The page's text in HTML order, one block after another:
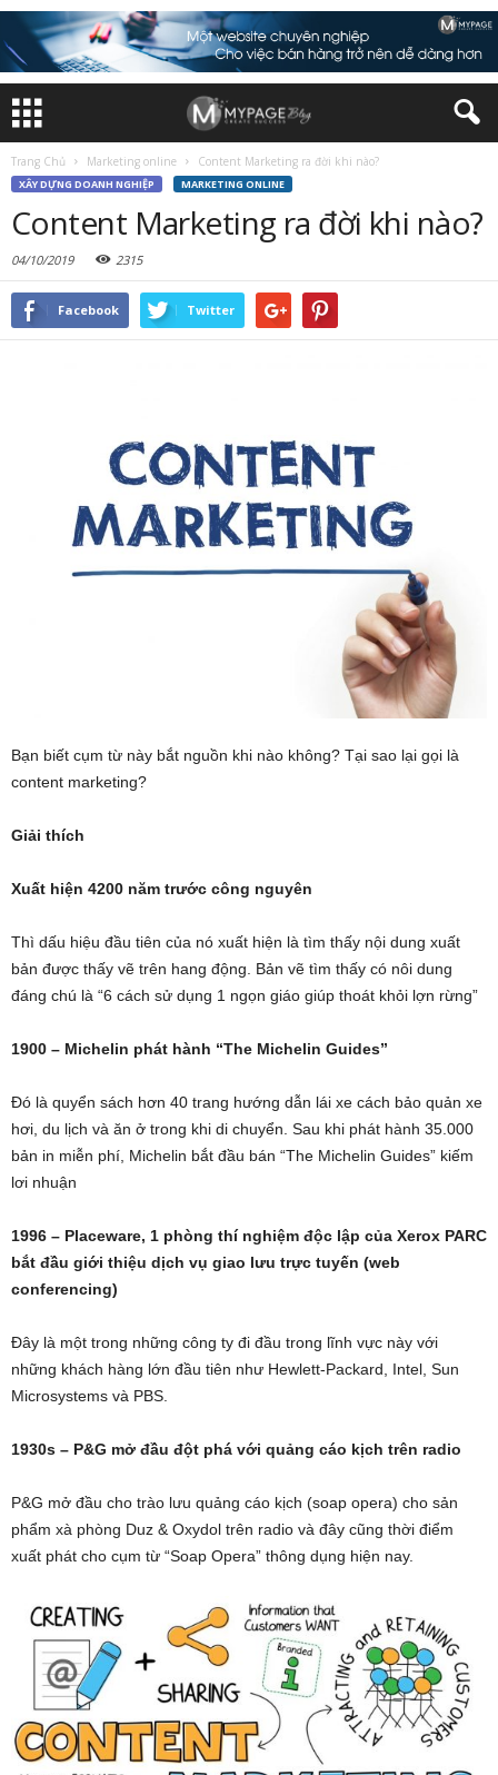
Trang Chủ Marketing online Content Marketing ra đời khi nào?
XÂY DỰNG DOANH NGHIỆP MARKETING ONLINE
Content Marketing ra đời khi nào?
04/10/2019 2315
Facebook Twitter
Bạn biết cụm từ này bắt nguồn khi nào không? Tại sao lại gọi là
content marketing?
Giải thích
Xuất hiện 4200 năm trước công nguyên
Thì dấu hiệu đầu tiên của nó xuất hiện là tìm thấy nội dung xuất
bản được thấy vẽ trên hang động. Bản vẽ tìm thấy có nôi dung
đáng chú là “6 cách sử dụng 1 ngọn giáo giúp thoát khỏi lợn rừng”
1900 – Michelin phát hành “The Michelin Guides”
Đó là quyển sách hơn 40 trang hướng dẫn lái xe cách bảo quản xe
hơi, du lịch và ăn ở trong khi di chuyển. Sau khi phát hành 35.000
bản in miễn phí, Michelin bắt đầu bán “The Michelin Guides” kiếm
lơi nhuận
1996 – Placeware, 1 phòng thí nghiệm độc lập của Xerox PARC
bắt đầu giới thiệu dịch vụ giao lưu trực tuyến (web
conferencing)
Đây là một trong những công ty đi đầu trong lĩnh vực này với
những khách hàng lớn đầu tiên như Hewlett-Packard, Intel, Sun
Microsystems và PBS.
1930s – P&G mở đầu đột phá với quảng cáo kịch trên radio
P&G mở đầu cho trào lưu quảng cáo kịch (soap opera) cho sản
phẩm xà phòng Duz & Oxydol trên radio và đây cũng thời điểm
xuất phát cho cụm từ “Soap Opera” thông dụng hiện nay.